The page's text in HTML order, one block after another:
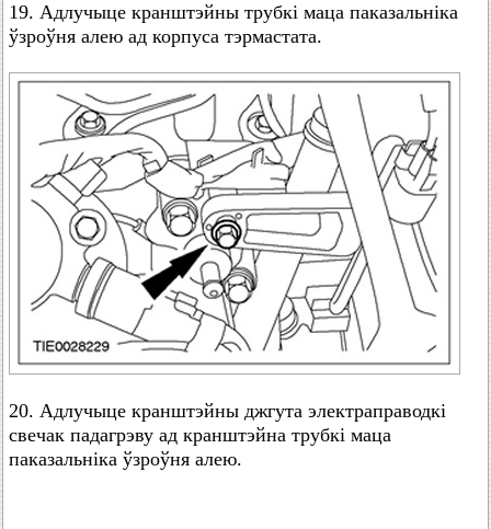
19. Адлучыце кранштэйны трубкі маца паказальніка
ўзроўня алею ад корпуса тэрмастата.
20. Адлучыце кранштэйны джгута электраправодкі
свечак падагрэву ад кранштэйна трубкі маца
паказальніка ўзроўня алею.